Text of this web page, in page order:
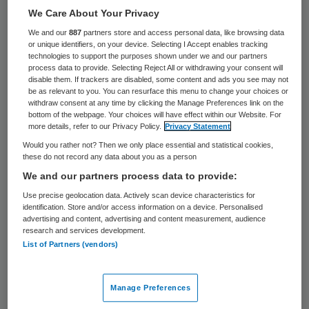
Bij de Veilig Thuis-organisaties valt nog veel
te verbeteren. Dat concluderen de
Inspecties Jeugdzorg en Gezondheidszorg
na een reeks bezoeken die deze zomer
begon.
Inmiddels hebben de inspecties tien van de
26 vestigingen van Veilig Thuis de
rapportages afgerond. Al deze vestigingen
moeten voor het eind van dit jaar met
verbeterplannen komen, zo is te lezen op de
ministerie van Volksgezondheid.
We Care About Your Privacy
We and our887 partners store and access personal data, like browsing data
or unique identifiers, on your device. Selecting I Accept enables tracking
technologies to support the purposes shown under we and our partners
process data to provide. Selecting Reject All or withdrawing your consent will
disable them. If trackers are disabled, some content and ads you see may not
be as relevant to you. You can resurface this menu to change your choices or
withdraw consent at any time by clicking the Manage Preferences link on the
bottom of the webpage. Your choices will have effect within our Website. For
more details, refer to our Privacy Policy.
Privacy Statement
Would you rather not? Then we only place essential and statistical cookies,
these do not record any data about you as a person
We and our partners process data to provide:
Use precise geolocation data. Actively scan device characteristics for
identification. Store and/or access information on a device. Personalised
advertising and content, advertising and content measurement, audience
research and services development.
List of Partners (vendors)
Manage Preferences